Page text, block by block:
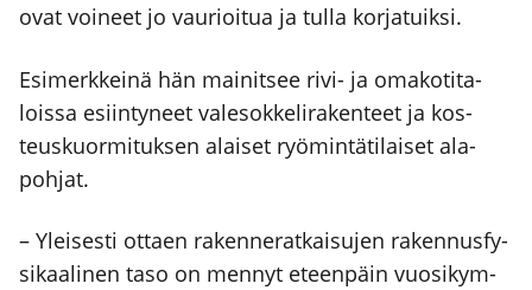
ovat voi­neet jo vau­rioi­tua ja tul­la kor­ja­tuik­si.
Esi­merk­kei­nä hän mai­nit­see rivi- ja oma­ko­ti­ta­
lois­sa esiin­ty­neet vale­sok­ke­li­ra­ken­teet ja kos­
teus­kuor­mi­tuk­sen alai­set ryö­min­tä­ti­lai­set ala­
poh­jat.
– Ylei­ses­ti ottaen raken­ne­rat­kai­su­jen raken­nus­fy­
si­kaa­li­nen taso on men­nyt eteen­päin vuo­si­kym­